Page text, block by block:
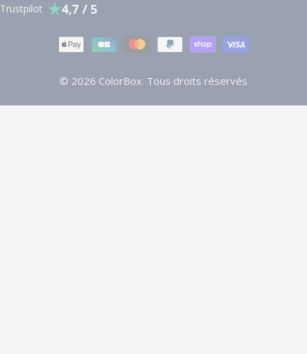
Trustpilot 4,7 / 5
Modes
© 2026 ColorBox. Tous droits réservés